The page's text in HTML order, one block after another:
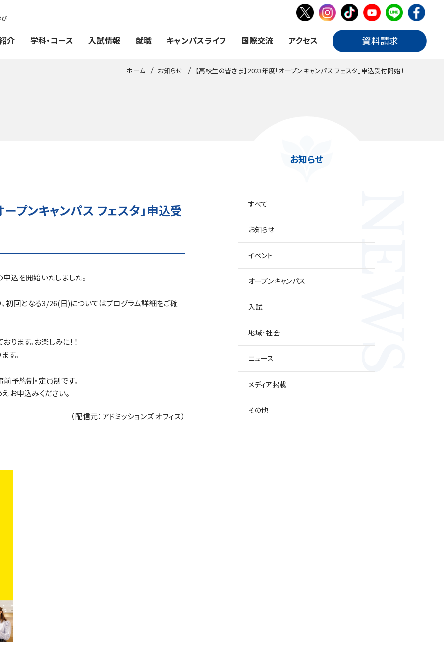
介 学科・コース 入試情報 就職 キャンパスライフ 国際交流 アクセス
ホーム お知らせ 【高校生の皆さま】2023年度「オープンキャンパス フェスタ」申込受付開始！
プンキャンパス フェスタ」申込受
申込を開始いたしました。
初回となる3/26(日)についてはプログラム詳細をご確
ます。お楽しみに！！
す。
予約制・定員制です。
お申込みください。
（配信元：アドミッションズ オフィス）
お知らせ
NEWS
すべて
お知らせ
イベント
オープンキャンパス
入試
地域・社会
ニュース
メディア掲載
その他